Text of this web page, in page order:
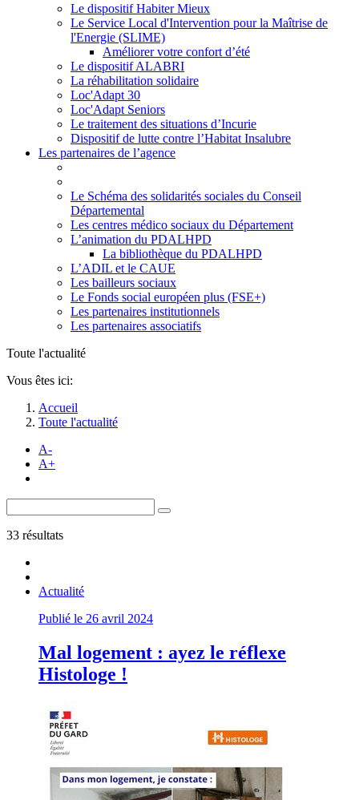
Le dispositif Habiter Mieux
Le Service Local d'Intervention pour la Maîtrise de
l'Energie (SLIME)
Améliorer votre confort d’été
Le dispositif ALABRI
La réhabilitation solidaire
Loc'Adapt 30
Loc'Adapt Seniors
Le traitement des situations d’Incurie
Dispositif de lutte contre l’Habitat Insalubre
Les partenaires de l’agence
Le Schéma des solidarités sociales du Conseil
Départemental
Les centres médico sociaux du Département
L’animation du PDALHPD
La bibliothèque du PDALHPD
L’ADIL et le CAUE
Les bailleurs sociaux
Le Fonds social européen plus (FSE+)
Les partenaires institutionnels
Les partenaires associatifs
Toute l'actualité
Vous êtes ici:
Accueil
Toute l'actualité
A-
A+
33 résultats
Actualité
Publié le 26 avril 2024
Mal logement : ayez le réflexe
Histologe !